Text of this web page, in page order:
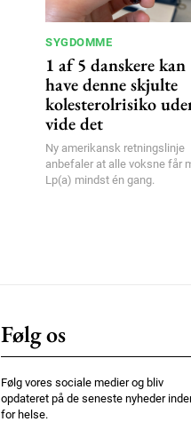
SYGDOMME
1 af 5 danskere kan
have denne skjulte
kolesterolrisiko
vide det
Ny amerikansk retningslinje
anbefaler at alle voksne får
Lp(a) mindst én gang.
Følg os
Følg vores sociale medier og bliv
opdateret på de seneste nyheder
for helse.